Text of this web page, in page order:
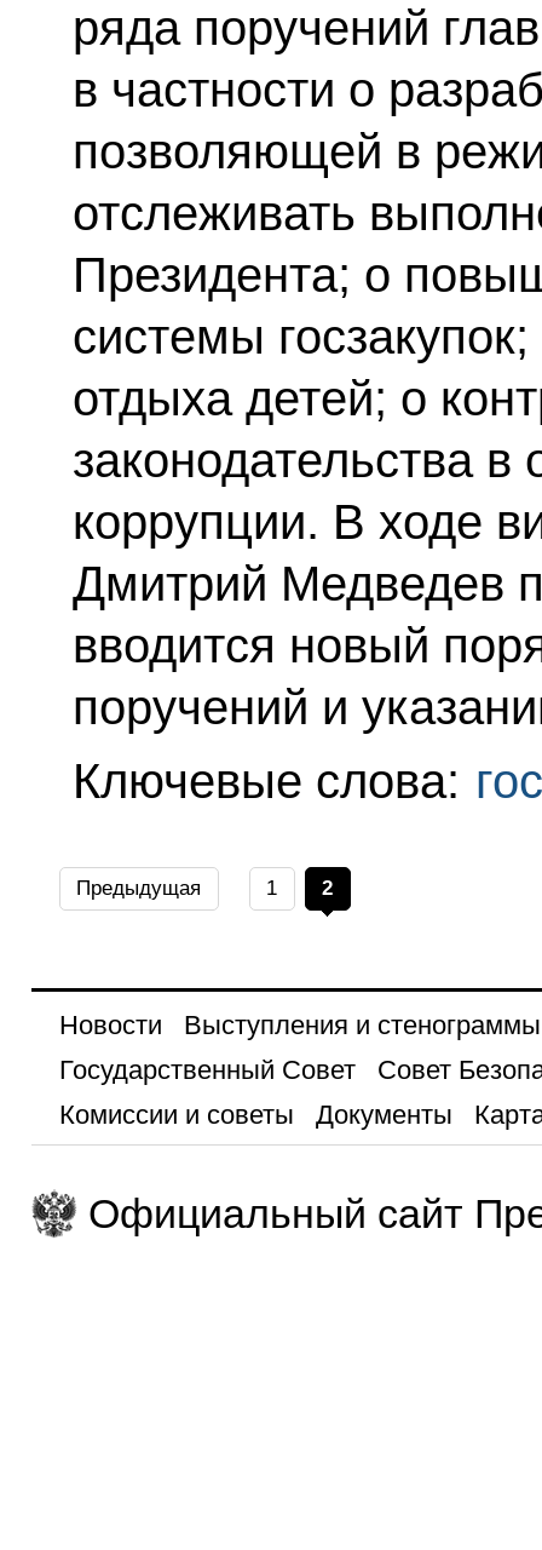
ряда поручений
в частности о
позволяющей в
отслеживать
Президента; о
системы
отдыха детей; о
законодательства в
коррупции. В ходе
Дмитрий Медведев
вводится новый
поручений и
Ключевые слова:
Предыдущая 1 2
Новости
Выступления и стенограммы
Государственный Совет
Совет
Комиссии и советы
Документы
Официальный сайт